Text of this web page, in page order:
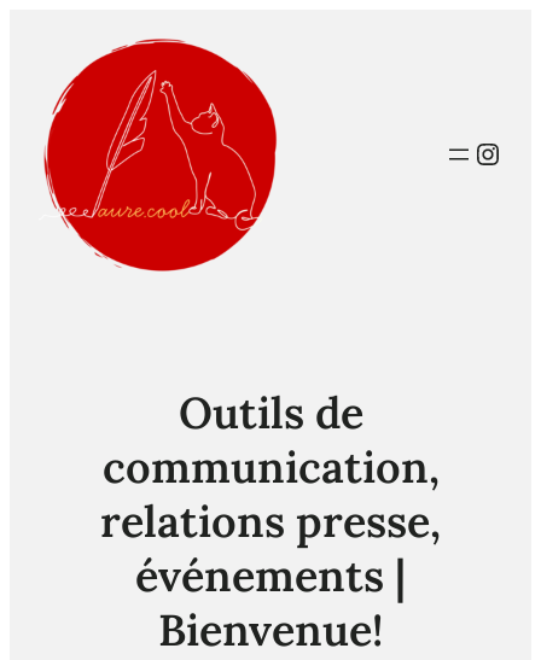
Outils de
communication,
relations presse,
événements |
Bienvenue!